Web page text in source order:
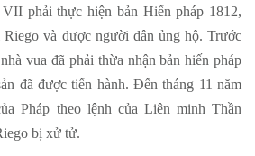
phải thực hiện bản Hiến pháp 1812,
Riego và được người dân ủng hộ. Trước
vua đã phải thừa nhận bản hiến pháp
đã được tiến hành. Đến tháng 11 năm
Pháp theo lệnh của Liên minh Thần
bị xử tử.